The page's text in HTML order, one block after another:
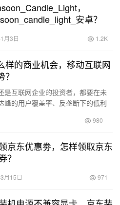
，
安卓？
月3日 1.2K
样的商业机会，移动互联网
是互联网企业的投资者，都要在未
峰的用户覆盖率、反垄断下的低利
980
京东优惠劵，怎样领取京东
？
月15日 971